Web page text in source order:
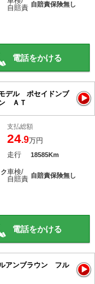
自賠責 自賠責保険無し
話をかける
デル ポセイドンブ
ＡＴ
支払総額
24.9万円
走行 18585Km
車検/
自賠責 自賠責保険無し
話をかける
アンブラウン フル